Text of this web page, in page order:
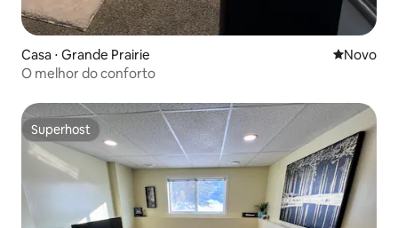
Casa ⋅ Grande Prairie Novo
Novo
O melhor do conforto
Superhost
Superhost